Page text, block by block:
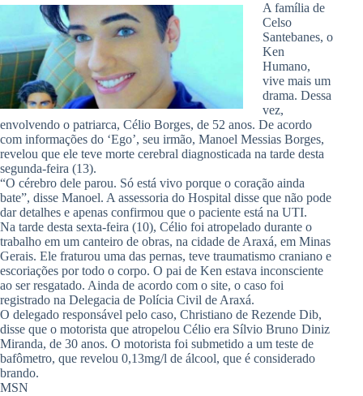
A família de
Celso
Santebanes, o
Ken
Humano,
vive mais um
drama. Dessa
vez,
envolvendo o patriarca, Célio Borges, de 52 anos. De acordo
com informações do ‘Ego’, seu irmão, Manoel Messias Borges,
revelou que ele teve morte cerebral diagnosticada na tarde desta
segunda-feira (13).
“O cérebro dele parou. Só está vivo porque o coração ainda
bate”, disse Manoel. A assessoria do Hospital disse que não pode
dar detalhes e apenas confirmou que o paciente está na UTI.
Na tarde desta sexta-feira (10), Célio foi atropelado durante o
trabalho em um canteiro de obras, na cidade de Araxá, em Minas
Gerais. Ele fraturou uma das pernas, teve traumatismo craniano e
escoriações por todo o corpo. O pai de Ken estava inconsciente
ao ser resgatado. Ainda de acordo com o site, o caso foi
registrado na Delegacia de Polícia Civil de Araxá.
O delegado responsável pelo caso, Christiano de Rezende Dib,
disse que o motorista que atropelou Célio era Sílvio Bruno Diniz
Miranda, de 30 anos. O motorista foi submetido a um teste de
bafômetro, que revelou 0,13mg/l de álcool, que é considerado
brando.
MSN